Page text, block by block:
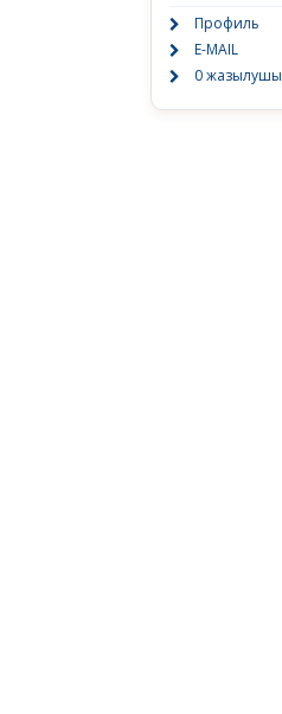
Профиль
E-MAIL
0 жазылушы